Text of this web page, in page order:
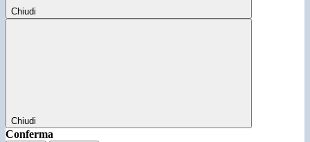
Chiudi
Chiudi
Conferma